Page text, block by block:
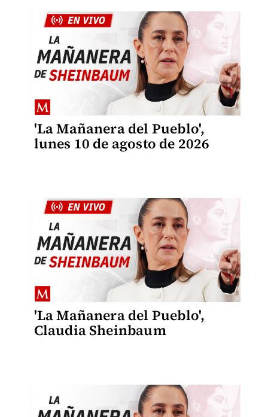
'La Mañanera del Pueblo',
lunes 10 de agosto de 2026
'La Mañanera del Pueblo',
Claudia Sheinbaum